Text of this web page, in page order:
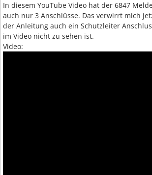
In diesem YouTube Video hat der 6847
auch nur 3 Anschlüsse. Das verwirrt mich
der Anleitung auch ein Schutzleiter
im Video nicht zu sehen ist.
Video: